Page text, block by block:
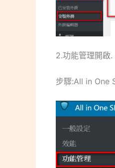
2.功能管理開啟.
步驟:All in One